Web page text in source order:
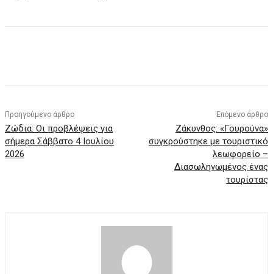
Προηγούμενο άρθρο
Ζώδια: Οι προβλέψεις για
σήμερα Σάββατο 4 Ιουλίου
2026
Επόμενο άρθρο
Ζάκυνθος: «Γουρούνα»
συγκρούστηκε με τουριστικό
λεωφορείο –
Διασωληνωμένος ένας
τουρίστας